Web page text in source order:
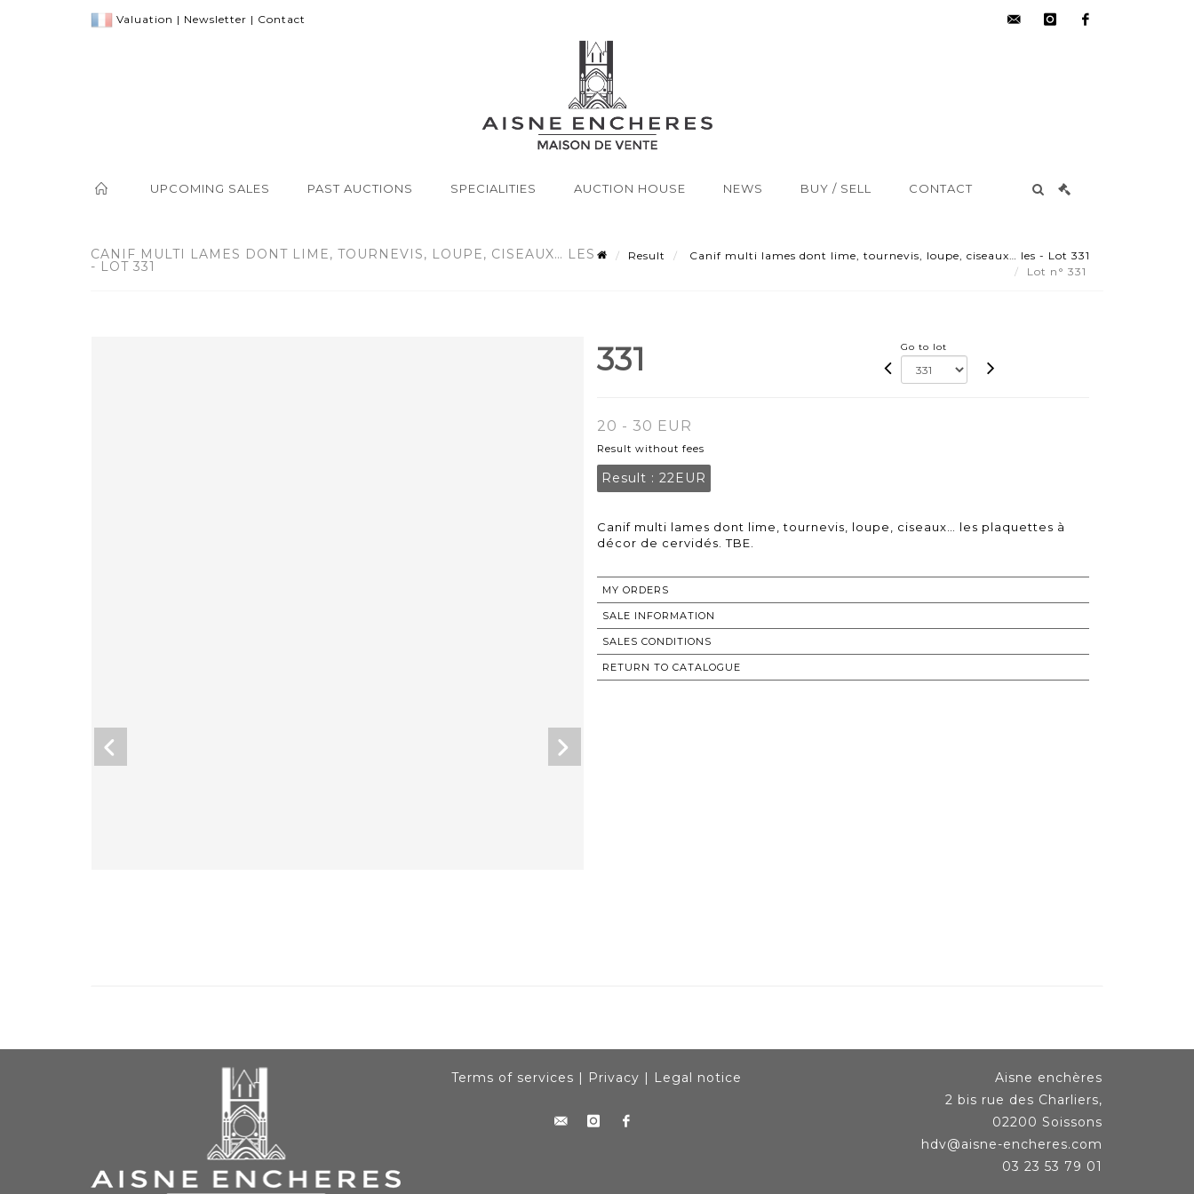
Valuation | Newsletter | Contact
UPCOMING SALES PAST AUCTIONS SPECIALITIES AUCTION HOUSE NEWS BUY / SELL CONTACT
CANIF MULTI LAMES DONT LIME, TOURNEVIS, LOUPE, CISEAUX… LES
- LOT 331
Result
Canif multi lames dont lime, tournevis, loupe, ciseaux… les - Lot 331
Lot n° 331
331 Go to lot
20 - 30 EUR
Result without fees
Result : 22EUR
Canif multi lames dont lime, tournevis, loupe, ciseaux… les plaquettes à
décor de cervidés. TBE.
MY ORDERS
SALE INFORMATION
SALES CONDITIONS
RETURN TO CATALOGUE
Terms of services | Privacy | Legal notice
Aisne enchères
2 bis rue des Charliers,
02200 Soissons
hdv@aisne-encheres.com
03 23 53 79 01